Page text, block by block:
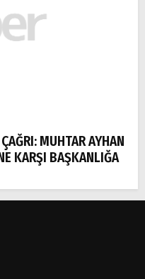
MUHTAR AYHAN
KARŞI BAŞKANLIĞA